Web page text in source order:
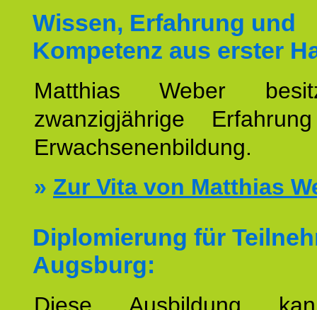
Wissen, Erfahrung und
Kompetenz aus erster
Matthias Weber
zwanzigjährige
Erwachsenenbildung.
» Zur Vita von Matthias
Diplomierung für
Augsburg: